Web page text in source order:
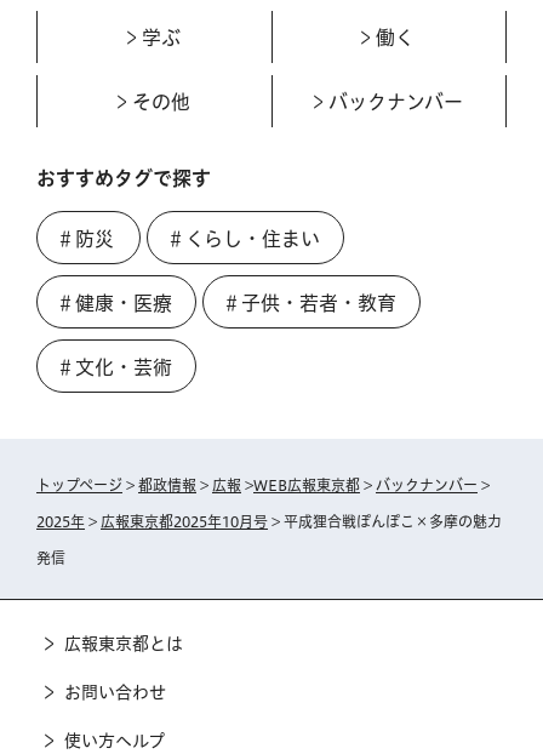
学ぶ 働く
その他 バックナンバー
おすすめタグで探す
＃防災 ＃くらし・住まい
＃健康・医療 ＃子供・若者・教育
＃文化・芸術
トップページ > 都政情報 > 広報 >WEB広報東京都 > バックナンバー >
2025年 > 広報東京都2025年10月号 > 平成狸合戦ぽんぽこ×多摩の魅力
発信
広報東京都とは
お問い合わせ
使い方ヘルプ